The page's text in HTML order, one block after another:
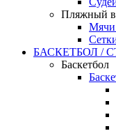
Пляжный
Мячи
БАСКЕТБОЛ /
Баскетбол